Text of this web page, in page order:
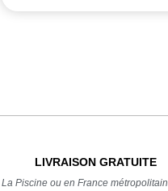
LIVRAISON GRATUITE
Piscine ou en France